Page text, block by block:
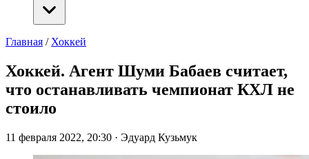
Главная / Хоккей
Хоккей. Агент Шуми Бабаев считает,
что останавливать чемпионат КХЛ не
стоило
11 февраля 2022, 20:30 · Эдуард Кузьмук